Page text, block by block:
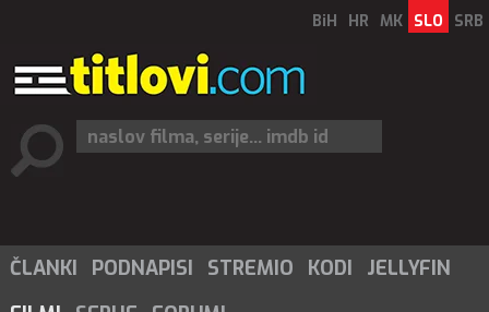
BiH HR MK SLO SRB
ČLANKI PODNAPISI STREMIO KODI
JELLYFIN